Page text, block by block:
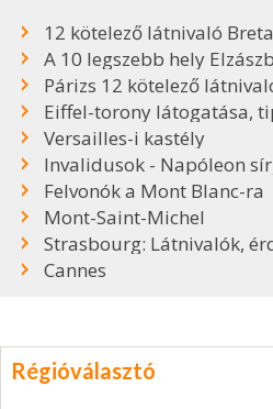
12 kötelező látnivaló
A 10 legszebb hely
Párizs 12 kötelező
Eiffel-torony látogatása,
Versailles-i kastély
Invalidusok - Napóleon
Felvonók a Mont Blanc-ra
Mont-Saint-Michel
Strasbourg: Látnivalók,
Cannes
Régióválasztó